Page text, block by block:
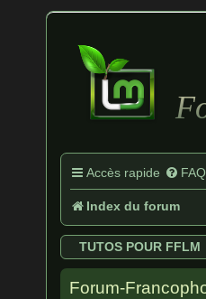
Accès rapide FAQ
Index du forum
TUTOS POUR FFLM
Forum-